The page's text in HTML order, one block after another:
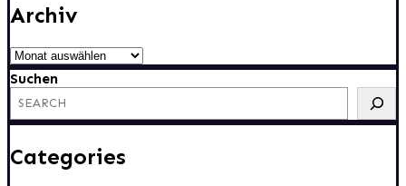
Archiv
Archiv
Suchen
Categories